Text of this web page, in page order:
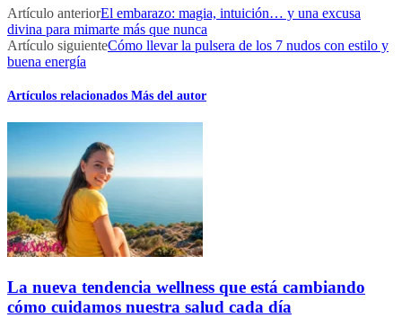
Artículo anteriorEl embarazo: magia, intuición… y una excusa
divina para mimarte más que nunca
Artículo siguienteCómo llevar la pulsera de los 7 nudos con estilo y
buena energía
Artículos relacionados Más del autor
La nueva tendencia wellness que está cambiando
cómo cuidamos nuestra salud cada día